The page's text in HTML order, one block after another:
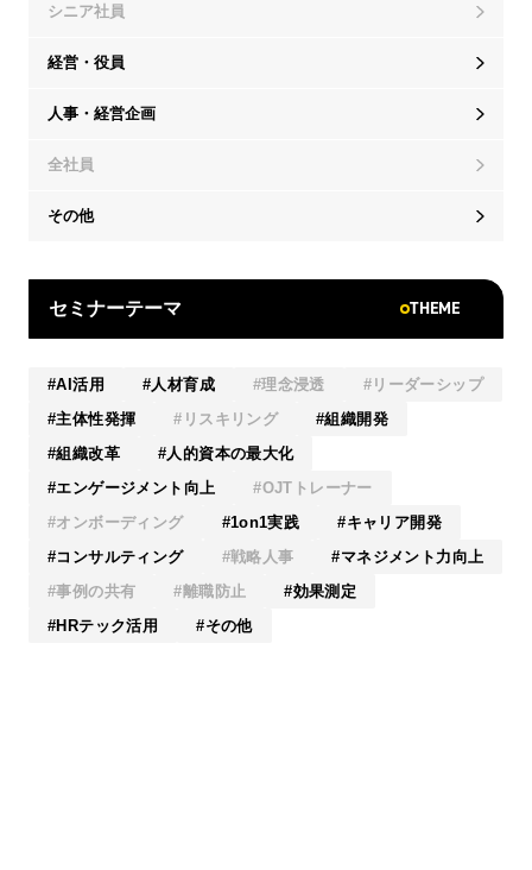
シニア社員
経営・役員
人事・経営企画
全社員
その他
セミナーテーマ THEME
AI活用 人材育成 理念浸透
リーダーシップ
主体性発揮
リスキリング
組織開発
組織改革
人的資本の最大化
エンゲージメント向上
OJTトレーナー
オンボーディング
1on1実践
キャリア開発
コンサルティング
戦略人事
マネジメント力向上
事例の共有
離職防止
効果測定
HRテック活用
その他